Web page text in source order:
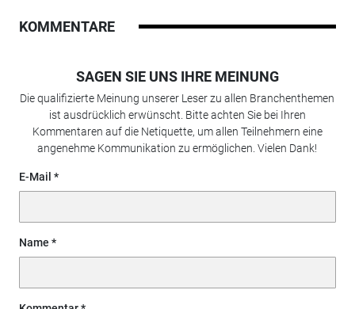
KOMMENTARE
SAGEN SIE UNS IHRE MEINUNG
Die qualifizierte Meinung unserer Leser zu allen Branchenthemen
ist ausdrücklich erwünscht. Bitte achten Sie bei Ihren
Kommentaren auf die Netiquette, um allen Teilnehmern eine
angenehme Kommunikation zu ermöglichen. Vielen Dank!
E-Mail
Name